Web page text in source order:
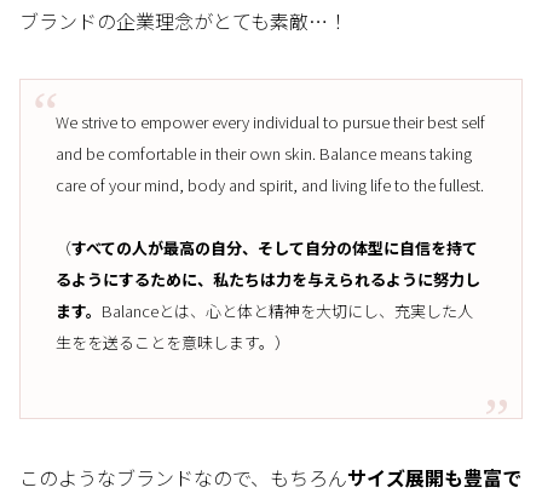
ブランドの企業理念がとても素敵…！
We strive to empower every individual to pursue their best self
and be comfortable in their own skin. Balance means taking
care of your mind, body and spirit, and living life to the fullest.
（すべての人が最高の自分、そして自分の体型に自信を持て
るようにするために、私たちは力を与えられるように努力し
ます。 Balanceとは、心と体と精神を大切にし、充実した人
生をを送ることを意味します。）
このようなブランドなので、もちろんサイズ展開も豊富で